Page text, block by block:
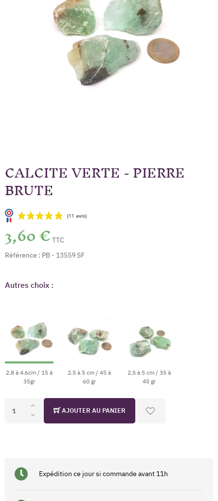
CALCITE VERTE - PIERRE
BRUTE
3,60 € TTC
Référence : PB - 13559 SF
Autres choix :
2.8 à 4.6cm / 15 à
35gr
2.5 à 5 cm / 45 à
60 gr
2,5 à 5 cm / 35 à
45 gr
AJOUTER AU PANIER
Expédition ce jour si commande avant 11h